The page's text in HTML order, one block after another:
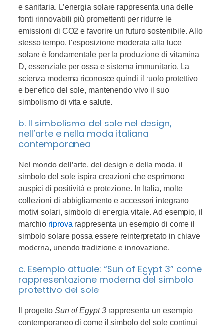
e sanitaria. L’energia solare rappresenta una delle
fonti rinnovabili più promettenti per ridurre le
emissioni di CO2 e favorire un futuro sostenibile. Allo
stesso tempo, l’esposizione moderata alla luce
solare è fondamentale per la produzione di vitamina
D, essenziale per ossa e sistema immunitario. La
scienza moderna riconosce quindi il ruolo protettivo
e benefico del sole, mantenendo vivo il suo
simbolismo di vita e salute.
b. Il simbolismo del sole nel design,
nell’arte e nella moda italiana
contemporanea
Nel mondo dell’arte, del design e della moda, il
simbolo del sole ispira creazioni che esprimono
auspici di positività e protezione. In Italia, molte
collezioni di abbigliamento e accessori integrano
motivi solari, simbolo di energia vitale. Ad esempio, il
marchio riprova rappresenta un esempio di come il
simbolo solare possa essere reinterpretato in chiave
moderna, unendo tradizione e innovazione.
c. Esempio attuale: “Sun of Egypt 3” come
rappresentazione moderna del simbolo
protettivo del sole
Il progetto Sun of Egypt 3rappresenta un esempio
contemporaneo di come il simbolo del sole continui